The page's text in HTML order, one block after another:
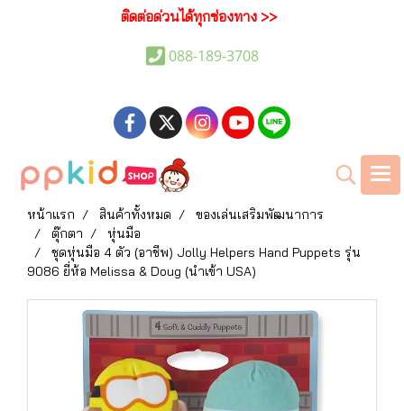
ติดต่อด่วนได้ทุกช่องทาง >>
088-189-3708
หน้าแรก สินค้าทั้งหมด
ของเล่นเสริมพัฒนาการ
ตุ๊กตา
หุ่นมือ
ชุดหุ่นมือ 4 ตัว (อาชีพ) Jolly Helpers Hand Puppets รุ่น
9086 ยี่ห้อ Melissa & Doug (นำเข้า USA)